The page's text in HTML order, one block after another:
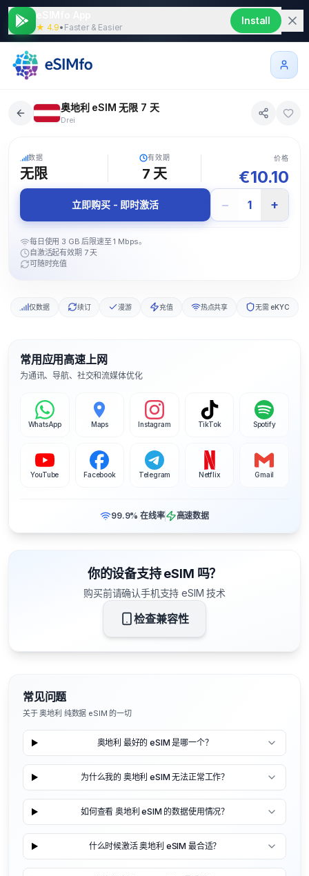
★ 4.9• Faster & Easier
Install
奥地利 eSIM 无限 7 天
Drei
数据
无限
有效期
7 天
价格
€10.10
立即购买 - 即时激活 − 1 +
每日使用 3 GB 后限速至 1 Mbps。
自激活起有效期 7 天
可随时充值
仅数据 续订 漫游 充值 热点共享 无需 eKYC
常用应用高速上网
为通讯、导航、社交和流媒体优化
WhatsApp Maps Instagram TikTok Spotify
YouTube Facebook Telegram Netflix Gmail
99.9% 在线率 高速数据
你的设备支持 eSIM 吗？
购买前请确认手机支持 eSIM 技术
检查兼容性
常见问题
关于 奥地利 纯数据 eSIM 的一切
奥地利 最好的 eSIM 是哪一个？
为什么我的 奥地利 eSIM 无法正常工作？
如何查看 奥地利 eSIM 的数据使用情况？
什么时候激活 奥地利 eSIM 最合适？